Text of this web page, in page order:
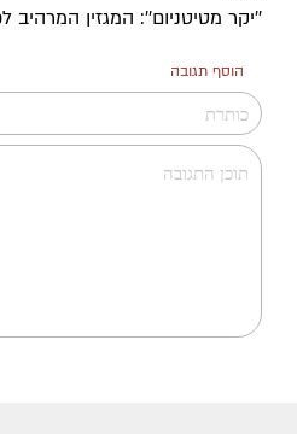
''יקר מטיטניום'': המגזין המרהיב
הוסף תגובה